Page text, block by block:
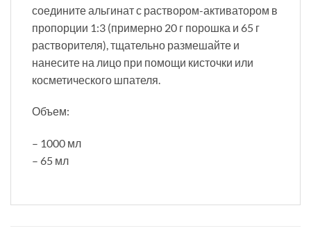
соедините альгинат с раствором-активатором в
пропорции 1:3 (примерно 20 г порошка и 65 г
растворителя), тщательно размешайте и
нанесите на лицо при помощи кисточки или
косметического шпателя.
Объем:
– 1000 мл
– 65 мл